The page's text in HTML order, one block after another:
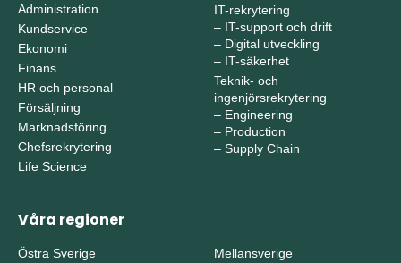
Administration
Kundservice
Ekonomi
Finans
HR och personal
Försäljning
Marknadsföring
Chefsrekrytering
Life Science
IT-rekrytering
– IT-support och drift
– Digital utveckling
– IT-säkerhet
Teknik- och
ingenjörsrekrytering
– Engineering
– Production
– Supply Chain
Våra regioner
Östra Sverige Mellansverige